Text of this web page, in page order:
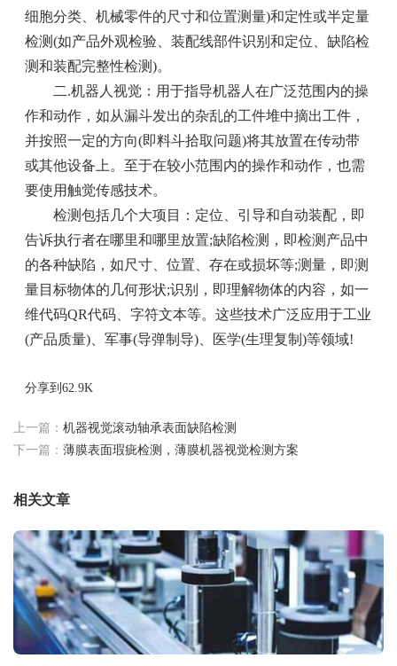
细胞分类、机械零件的尺寸和位置测量)和定性或半定量
检测(如产品外观检验、装配线部件识别和定位、缺陷检
测和装配完整性检测)。
二.机器人视觉：用于指导机器人在广泛范围内的操
作和动作，如从漏斗发出的杂乱的工件堆中摘出工件，
并按照一定的方向(即料斗拾取问题)将其放置在传动带
或其他设备上。至于在较小范围内的操作和动作，也需
要使用触觉传感技术。
检测包括几个大项目：定位、引导和自动装配，即
告诉执行者在哪里和哪里放置;缺陷检测，即检测产品中
的各种缺陷，如尺寸、位置、存在或损坏等;测量，即测
量目标物体的几何形状;识别，即理解物体的内容，如一
维代码QR代码、字符文本等。这些技术广泛应用于工业
(产品质量)、军事(导弹制导)、医学(生理复制)等领域!
分享到62.9K
上一篇： 机器视觉滚动轴承表面缺陷检测
下一篇： 薄膜表面瑕疵检测，薄膜机器视觉检测方案
相关文章